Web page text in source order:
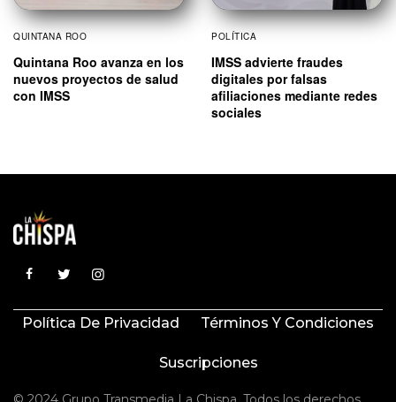
QUINTANA ROO
Quintana Roo avanza en los
nuevos proyectos de salud
con IMSS
POLÍTICA
IMSS advierte fraudes
digitales por falsas
afiliaciones mediante redes
sociales
Política De Privacidad Términos Y Condiciones
Suscripciones